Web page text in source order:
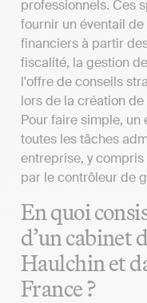
professionnels. Ces
fournir un éventail
financiers à partir
fiscalité, la gestion
l'offre de conseils
lors de la création
Pour faire simple,
toutes les tâches
entreprise, y
par le contrôleur de
En quoi
d’un cabinet
Haulchin et
France ?